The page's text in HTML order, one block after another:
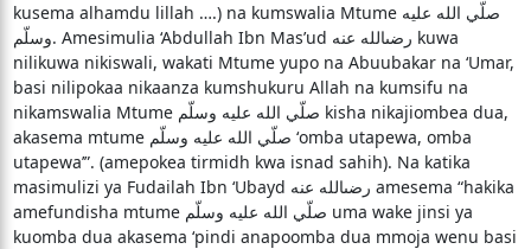
kusema alhamdu lillah ….) na kumswalia Mtume صلّي الله عليه
وسلّم. Amesimulia ‘Abdullah Ibn Mas’ud رضىالله عنه kuwa
nilikuwa nikiswali, wakati Mtume yupo na Abuubakar na ‘Umar,
basi nilipokaa nikaanza kumshukuru Allah na kumsifu na
nikamswalia Mtume صلّي الله عليه وسلّم kisha nikajiombea dua,
akasema mtume صلّي الله عليه وسلّم ‘omba utapewa, omba
utapewa’”. (amepokea tirmidh kwa isnad sahih). Na katika
masimulizi ya Fudailah Ibn ‘Ubayd رضىالله عنه amesema “hakika
amefundisha mtume صلّي الله عليه وسلّم uma wake jinsi ya
kuomba dua akasema ‘pindi anapoomba dua mmoja wenu basi